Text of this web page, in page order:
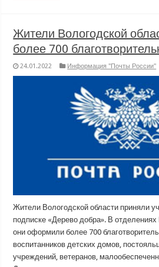
Жители Вологодской
более 700
24.01.2022 Информация "Почты России"
Жители Вологодской области приняли
подписке «Дерево добра». В
они оформили более 700
воспитанников детских домов,
учреждений, ветеранов,